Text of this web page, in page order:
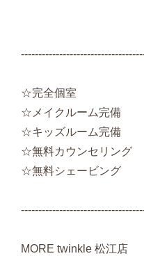
☆完全個室
☆メイクルーム完備
☆キッズルーム完備
☆無料カウンセリング
☆無料シェービング
MORE twinkle 松江店